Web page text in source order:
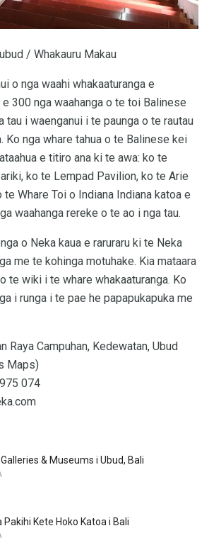
/ Whakauru Makau
o nga waahi whakaaturanga e
e 300 nga waahanga o te toi Balinese
tau i waenganui i te paunga o te rautau
Ko nga whare tahua o te Balinese kei
e titiro ana ki te awa: ko te
ko te Lempad Pavilion, ko te Arie
Whare Toi o Indiana Indiana katoa e
waahanga rereke o te ao i nga tau.
o Neka kaua e raruraru ki te Neka
me te kohinga motuhake. Kia mataara
te wiki i te whare whakaaturanga. Ko
i runga i te pae he papapukapuka me
Raya Campuhan, Kedewatan, Ubud
Maps)
074
& Museums i Ubud, Bali
Pakihi Kete Hoko Katoa i Bali